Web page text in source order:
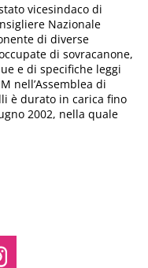
vicesindaco di
Nazionale
di diverse
di sovracanone,
e di specifiche leggi
nell’Assemblea di
è durato in carica fino
2002, nella quale